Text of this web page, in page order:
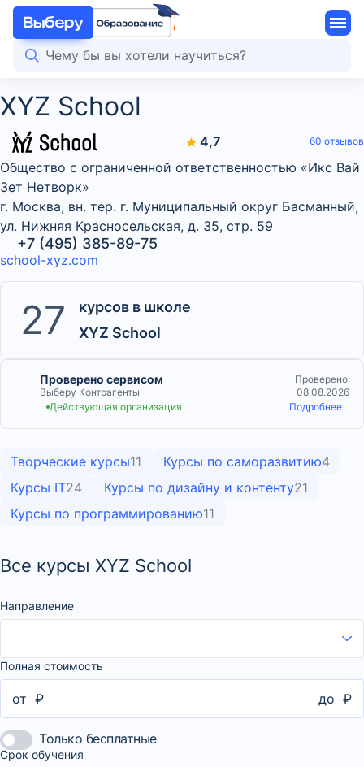
XYZ School
+7 (495) 385-89-75
4,7 60 отзывов
Общество с ограниченной ответственностью «Икс Вай
Зет Нетворк»
г. Москва, вн. тер. г. Муниципальный округ Басманный,
ул. Нижняя Красносельская, д. 35, стр. 59
school-xyz.com
27
курсов в школе
XYZ School
Проверено сервисом
Выберу Контрагенты
Проверено:
08.08.2026
Действующая организация
Подробнее
Творческие курсы11 Курсы по саморазвитию4
Курсы IT24 Курсы по дизайну и контенту21
Курсы по программированию11
Все курсы XYZ School
Направление
Полная стоимость
от ₽ до ₽
Только бесплатные
Срок обучения